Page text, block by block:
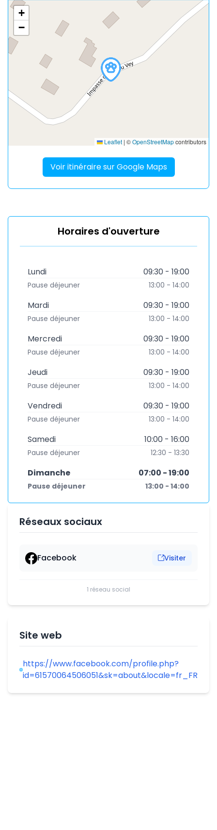
+
−
Leaflet | ©OpenStreetMapcontributors
Voir itinéraire sur Google Maps
Horaires d'ouverture
Lundi 09:30 - 19:00
Pause déjeuner 13:00 - 14:00
Mardi 09:30 - 19:00
Pause déjeuner 13:00 - 14:00
Mercredi 09:30 - 19:00
Pause déjeuner 13:00 - 14:00
Jeudi 09:30 - 19:00
Pause déjeuner 13:00 - 14:00
Vendredi 09:30 - 19:00
Pause déjeuner 13:00 - 14:00
Samedi 10:00 - 16:00
Pause déjeuner 12:30 - 13:30
Dimanche 07:00 - 19:00
Pause déjeuner 13:00 - 14:00
Réseaux sociaux
Facebook Visiter
1 réseau social
Site web
https://www.facebook.com/profile.php?
id=61570064506051&sk=about&locale=fr_FR